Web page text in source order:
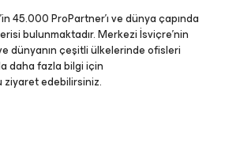
45.000 ProPartner’ı ve dünya çapında
bulunmaktadır. Merkezi İsviçre’nin
dünyanın çeşitli ülkelerinde ofisleri
daha fazla bilgi için
ziyaret edebilirsiniz.